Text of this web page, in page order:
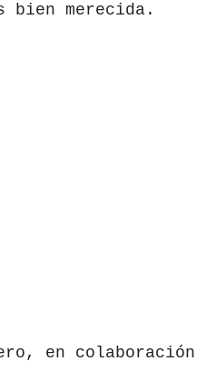
bien merecida.
en colaboración